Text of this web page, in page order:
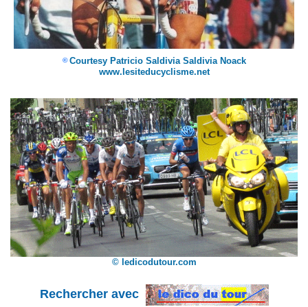
© Courtesy Patricio Saldivia Saldivia Noack
www.lesiteducyclisme.net
© ledicodutour.com
Rechercher avec